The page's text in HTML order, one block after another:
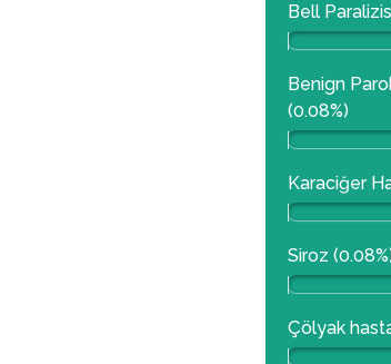
Bell
Benign
(0.08%)
Karaciğer
Siroz
Çölyak